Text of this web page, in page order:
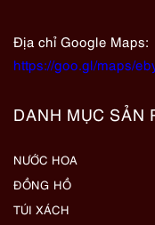
Địa chỉ Google Maps:
https://goo.gl/maps/
DANH MỤC SẢN
NƯỚC HOA
ĐỒNG HỒ
TÚI XÁCH